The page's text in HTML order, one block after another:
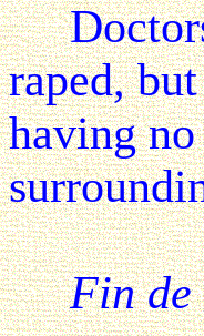
Doctors
raped,
having
Fin